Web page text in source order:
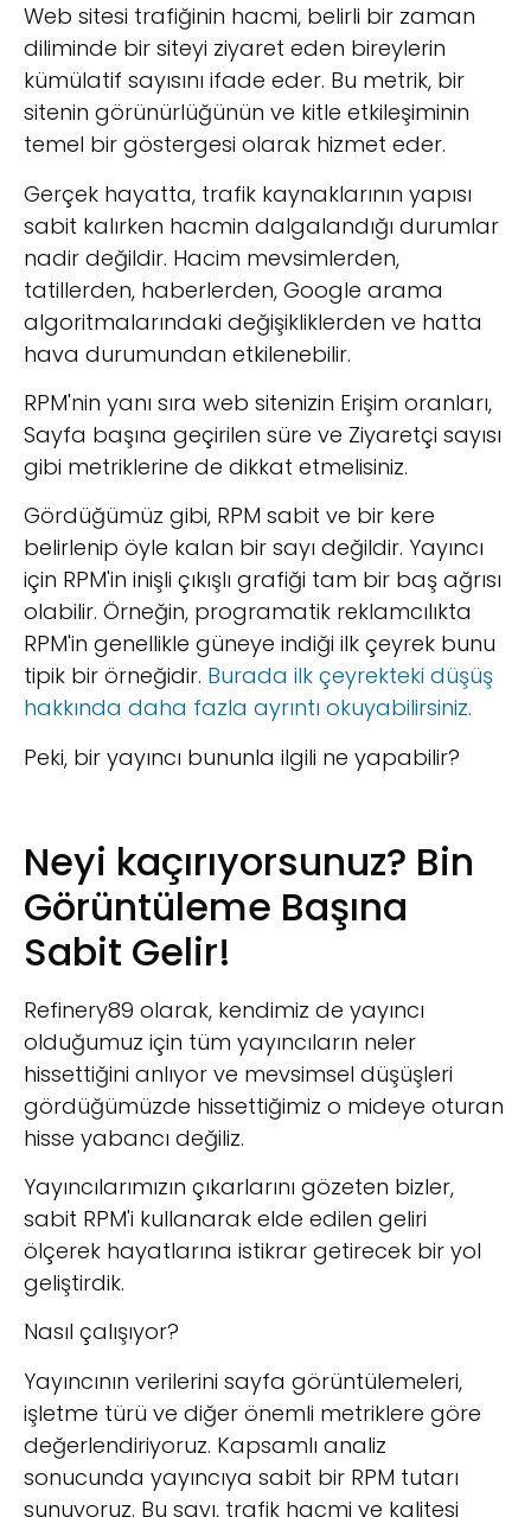
Web sitesi trafiğinin hacmi, belirli bir zaman
diliminde bir siteyi ziyaret eden bireylerin
kümülatif sayısını ifade eder. Bu metrik, bir
sitenin görünürlüğünün ve kitle etkileşiminin
temel bir göstergesi olarak hizmet eder.
Gerçek hayatta, trafik kaynaklarının yapısı
sabit kalırken hacmin dalgalandığı durumlar
nadir değildir. Hacim mevsimlerden,
tatillerden, haberlerden, Google arama
algoritmalarındaki değişikliklerden ve hatta
hava durumundan etkilenebilir.
RPM'nin yanı sıra web sitenizin Erişim oranları,
Sayfa başına geçirilen süre ve Ziyaretçi sayısı
gibi metriklerine de dikkat etmelisiniz.
Gördüğümüz gibi, RPM sabit ve bir kere
belirlenip öyle kalan bir sayı değildir. Yayıncı
için RPM'in inişli çıkışlı grafiği tam bir baş ağrısı
olabilir. Örneğin, programatik reklamcılıkta
RPM'in genellikle güneye indiği ilk çeyrek bunu
tipik bir örneğidir. Burada ilk çeyrekteki düşüş
hakkında daha fazla ayrıntı okuyabilirsiniz.
Peki, bir yayıncı bununla ilgili ne yapabilir?
Neyi kaçırıyorsunuz? Bin
Görüntüleme Başına
Sabit Gelir!
Refinery89 olarak, kendimiz de yayıncı
olduğumuz için tüm yayıncıların neler
hissettiğini anlıyor ve mevsimsel düşüşleri
gördüğümüzde hissettiğimiz o mideye oturan
hisse yabancı değiliz.
Yayıncılarımızın çıkarlarını gözeten bizler,
sabit RPM'i kullanarak elde edilen geliri
ölçerek hayatlarına istikrar getirecek bir yol
geliştirdik.
Nasıl çalışıyor?
Yayıncının verilerini sayfa görüntülemeleri,
işletme türü ve diğer önemli metriklere göre
değerlendiriyoruz. Kapsamlı analiz
sonucunda yayıncıya sabit bir RPM tutarı
sunuyoruz. Bu sayı, trafik hacmi ve kalitesi